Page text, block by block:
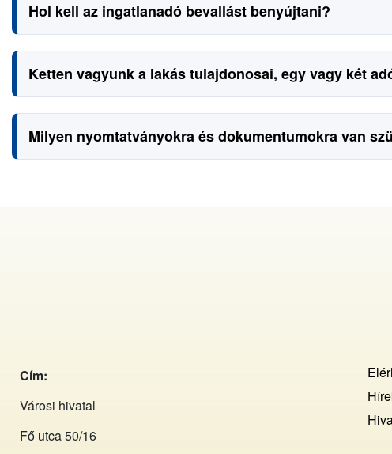
Hol kell az ingatlanadó bevallást benyújtani?
Ketten vagyunk a lakás tulajdonosai, egy vagy két
Milyen nyomtatványokra és dokumentumokra van
Cím:
Városi hivatal
Fő utca 50/16